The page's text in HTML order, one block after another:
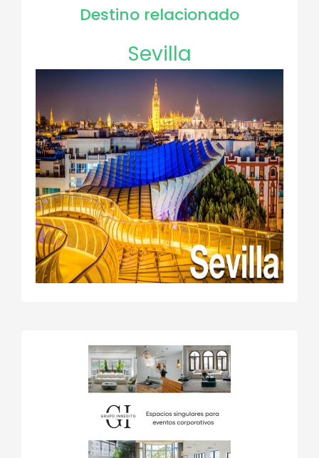
Destino relacionado
Sevilla